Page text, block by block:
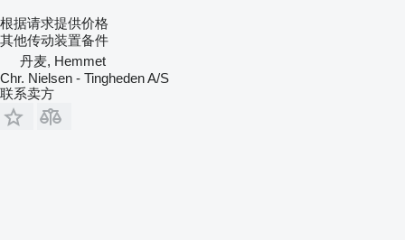
根据请求提供价格
其他传动装置备件
丹麦, Hemmet
Chr. Nielsen - Tingheden A/S
联系卖方